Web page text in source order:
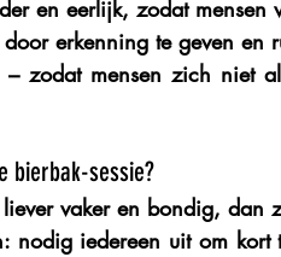
en eerlijk, zodat
erkenning te geven en
– zodat mensen zich niet
bierbak-sessie?
vaker en bondig, dan
: nodig iedereen uit om kort